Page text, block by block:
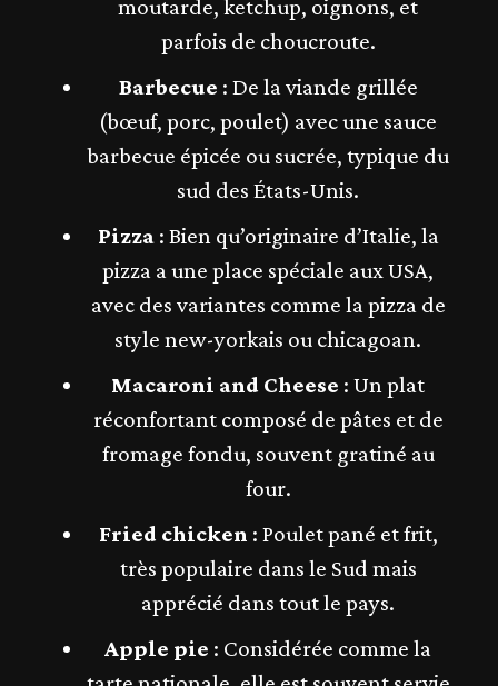
moutarde, ketchup, oignons, et
parfois de choucroute.
Barbecue : De la viande grillée
(bœuf, porc, poulet) avec une sauce
barbecue épicée ou sucrée, typique du
sud des États-Unis.
Pizza: Bien qu’originaire d’Italie, la
pizza a une place spéciale aux USA,
avec des variantes comme la pizza de
style new-yorkais ou chicagoan.
Macaroni and Cheese : Un plat
réconfortant composé de pâtes et de
fromage fondu, souvent gratiné au
four.
Fried chicken : Poulet pané et frit,
très populaire dans le Sud mais
apprécié dans tout le pays.
Apple pie : Considérée comme la